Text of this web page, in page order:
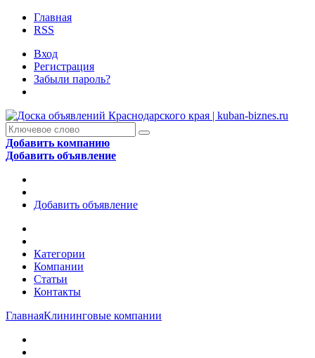
Главная
RSS
Вход
Регистрация
Забыли пароль?
Добавить компанию
Добавить объявление
Добавить объявление
Категории
Компании
Статьи
Контакты
ГлавнаяКлининговые компании